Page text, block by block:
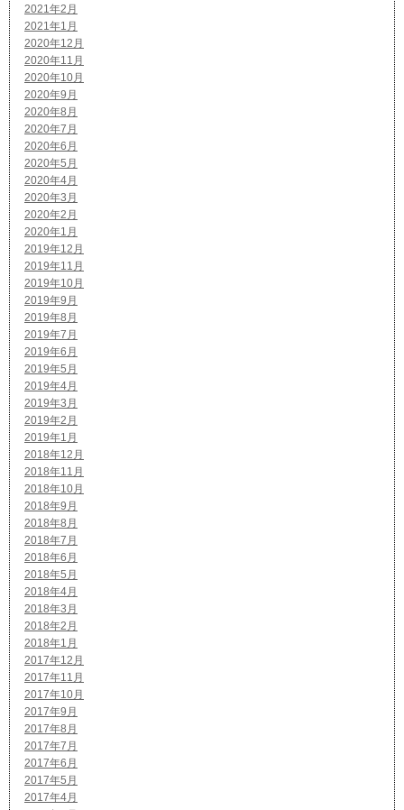
2021年2月
2021年1月
2020年12月
2020年11月
2020年10月
2020年9月
2020年8月
2020年7月
2020年6月
2020年5月
2020年4月
2020年3月
2020年2月
2020年1月
2019年12月
2019年11月
2019年10月
2019年9月
2019年8月
2019年7月
2019年6月
2019年5月
2019年4月
2019年3月
2019年2月
2019年1月
2018年12月
2018年11月
2018年10月
2018年9月
2018年8月
2018年7月
2018年6月
2018年5月
2018年4月
2018年3月
2018年2月
2018年1月
2017年12月
2017年11月
2017年10月
2017年9月
2017年8月
2017年7月
2017年6月
2017年5月
2017年4月